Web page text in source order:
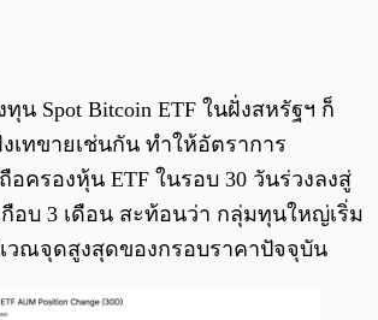
น Spot Bitcoin ETF ในฝั่งสหรัฐฯ ก็
เทขายเช่นกัน ทำให้อัตราการ
อครองหุ้น ETF ในรอบ 30 วันร่วงลงสู่
อบ 3 เดือน สะท้อนว่า กลุ่มทุนใหญ่เริ่ม
วณจุดสูงสุดของกรอบราคาปัจจุบัน